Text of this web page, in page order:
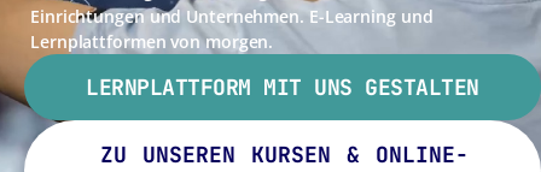
Einrichtungen und Unternehmen. E-Learning und
Lernplattformen von morgen.
LERNPLATTFORM MIT UNS GESTALTEN
ZU UNSEREN KURSEN & ONLINE-